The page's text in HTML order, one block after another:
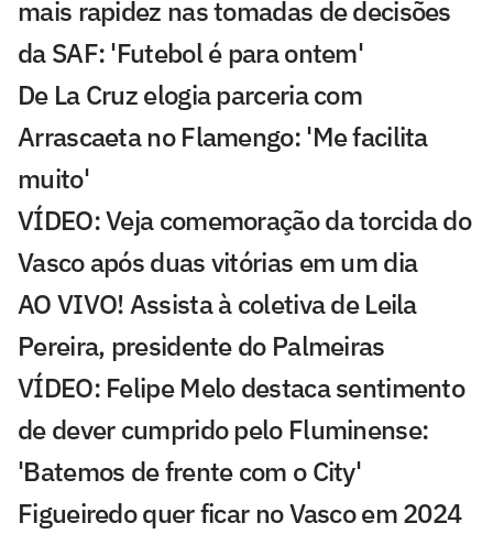
mais rapidez nas tomadas de decisões
da SAF: 'Futebol é para ontem'
De La Cruz elogia parceria com
Arrascaeta no Flamengo: 'Me facilita
muito'
VÍDEO: Veja comemoração da torcida do
Vasco após duas vitórias em um dia
AO VIVO! Assista à coletiva de Leila
Pereira, presidente do Palmeiras
VÍDEO: Felipe Melo destaca sentimento
de dever cumprido pelo Fluminense:
'Batemos de frente com o City'
Figueiredo quer ficar no Vasco em 2024